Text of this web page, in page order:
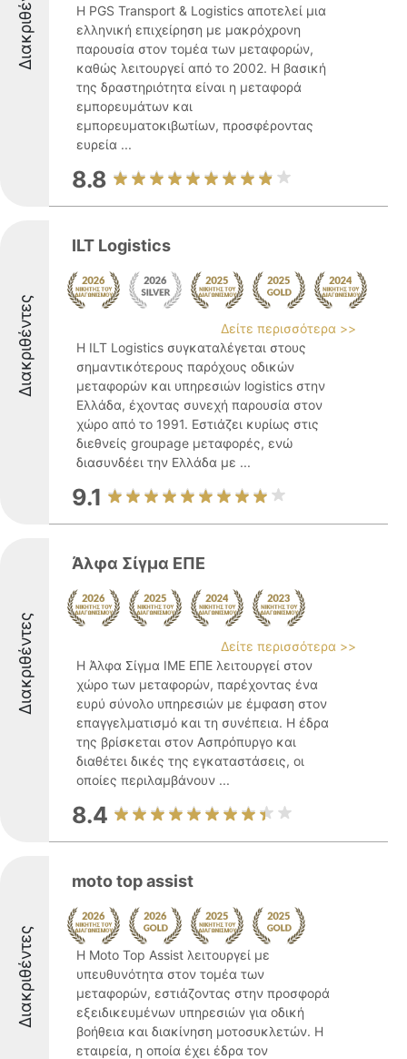
Η PGS Transport & Logistics αποτελεί μια
ελληνική επιχείρηση με μακρόχρονη
παρουσία στον τομέα των μεταφορών,
καθώς λειτουργεί από το 2002. Η βασική
της δραστηριότητα είναι η μεταφορά
εμπορευμάτων και
εμπορευματοκιβωτίων, προσφέροντας
ευρεία ...
8.8
Διακριθέντες
ILT Logistics
Δείτε περισσότερα >>
Η ILT Logistics συγκαταλέγεται στους
σημαντικότερους παρόχους οδικών
μεταφορών και υπηρεσιών logistics στην
Ελλάδα, έχοντας συνεχή παρουσία στον
χώρο από το 1991. Εστιάζει κυρίως στις
διεθνείς groupage μεταφορές, ενώ
διασυνδέει την Ελλάδα με ...
9.1
Διακριθέντες
Άλφα Σίγμα ΕΠΕ
Δείτε περισσότερα >>
Η Άλφα Σίγμα ΙΜΕ ΕΠΕ λειτουργεί στον
χώρο των μεταφορών, παρέχοντας ένα
ευρύ σύνολο υπηρεσιών με έμφαση στον
επαγγελματισμό και τη συνέπεια. Η έδρα
της βρίσκεται στον Ασπρόπυργο και
διαθέτει δικές της εγκαταστάσεις, οι
οποίες περιλαμβάνουν ...
8.4
Διακριθέντες
moto top assist
Η Moto Top Assist λειτουργεί με
υπευθυνότητα στον τομέα των
μεταφορών, εστιάζοντας στην προσφορά
εξειδικευμένων υπηρεσιών για οδική
βοήθεια και διακίνηση μοτοσυκλετών. Η
εταιρεία, η οποία έχει έδρα τον